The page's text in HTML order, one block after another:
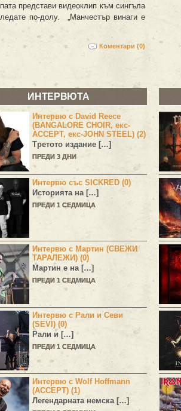
представи видеоклип към сингъла
по-долу. „Манчестър винаги е
Коментари (0)
ИНТЕРВЮТА
Интервю с David Reece
(BANGALORE CHOIR, екс-
ACCEPT, екс-JOHN STEEL) (2)
Третото издание […]
ПРЕДИ 3 ДНИ
Интервю със SICKRED (0)
Историята на […]
ПРЕДИ 1 СЕДМИЦА
Интервю с Мартин (СВЕЖИ
ТАРАЛЕЖИ) (0)
Мартин е на […]
ПРЕДИ 1 СЕДМИЦА
Интервю с Рали и Севи
(SEVI) (0)
Рали и […]
ПРЕДИ 1 СЕДМИЦА
Интервю с Wolf Hoffmann
(ACCEPT) (1)
Легендарната немска […]